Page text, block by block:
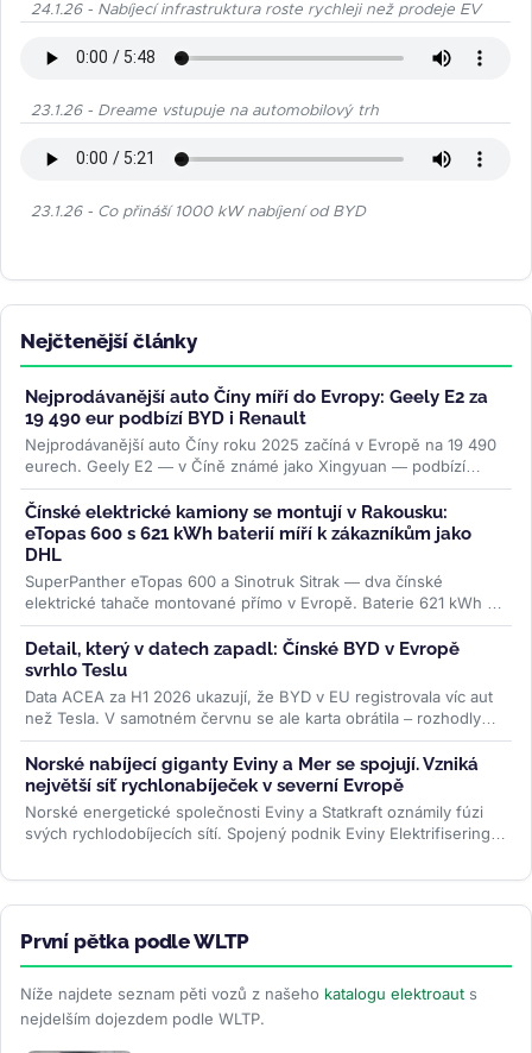
24.1.26 - Nabíjecí infrastruktura roste rychleji než prodeje EV
23.1.26 - Dreame vstupuje na automobilový trh
23.1.26 - Co přináší 1000 kW nabíjení od BYD
Nejčtenější články
Nejprodávanější auto Číny míří do Evropy: Geely E2 za
19 490 eur podbízí BYD i Renault
Nejprodávanější auto Číny roku 2025 začíná v Evropě na 19 490
eurech. Geely E2 — v Číně známé jako Xingyuan — podbízí
BYD...>>
Čínské elektrické kamiony se montují v Rakousku:
eTopas 600 s 621 kWh baterií míří k zákazníkům jako
DHL
SuperPanther eTopas 600 a Sinotruk Sitrak — dva čínské
elektrické tahače montované přímo v Evropě. Baterie 621 kWh od
CATL, reálný...>>
Detail, který v datech zapadl: Čínské BYD v Evropě
svrhlo Teslu
Data ACEA za H1 2026 ukazují, že BYD v EU registrovala víc aut
než Tesla. V samotném červnu se ale karta obrátila – rozhodly
ceny paliv i...>>
Norské nabíjecí giganty Eviny a Mer se spojují. Vzniká
největší síť rychlonabíječek v severní Evropě
Norské energetické společnosti Eviny a Statkraft oznámily fúzi
svých rychlodobíjecích sítí. Spojený podnik Eviny Elektrifisering
První pětka podle WLTP
Níže najdete seznam pěti vozů z našeho katalogu elektroaut s
nejdelším dojezdem podle WLTP.